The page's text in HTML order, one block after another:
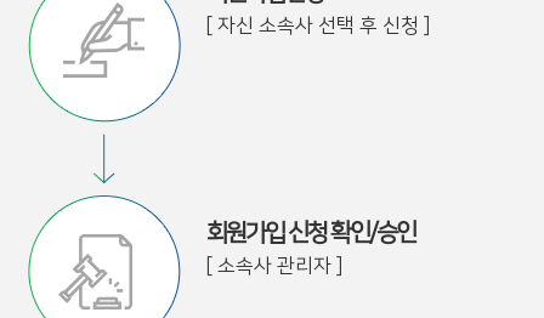
[ 자신 소속사 선택 후 신청 ]
회원가입 신청 확인/승인
[ 소속사 관리자 ]